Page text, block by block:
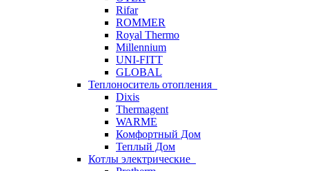
Rifar
ROMMER
Royal Thermo
Millennium
UNI-FITT
GLOBAL
Теплоноситель отопления
Dixis
Thermagent
WARME
Комфортный Дом
Теплый Дом
Котлы электрические